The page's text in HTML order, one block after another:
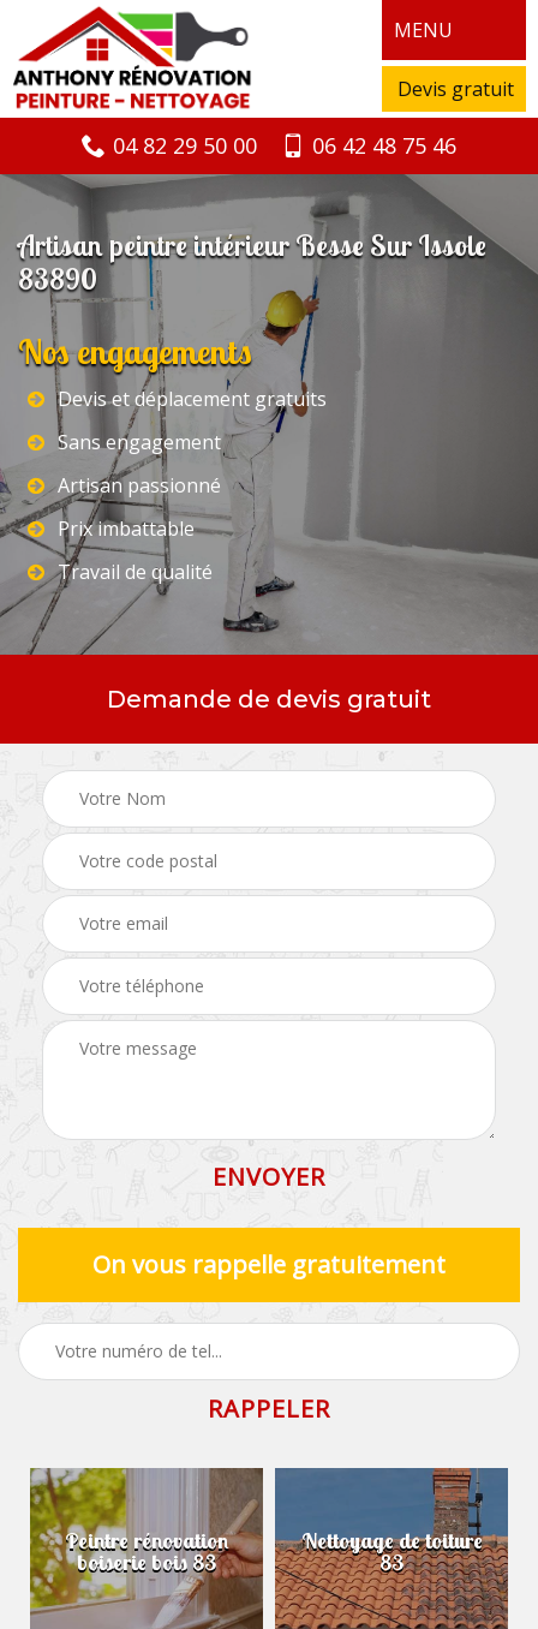
MENU
Devis gratuit
04 82 29 50 00 06 42 48 75 46
Artisan peintre intérieur Besse Sur Issole
83890
Nos engagements
Devis et déplacement gratuits
Sans engagement
Artisan passionné
Prix imbattable
Travail de qualité
Demande de devis gratuit
On vous rappelle gratuitement
Peintre rénovation
boiserie bois 83
Nettoyage de toiture
83